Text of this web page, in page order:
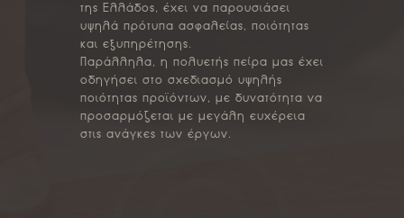
της Ελλάδος, έχει να παρουσιάσει
υψηλά πρότυπα ασφαλείας, ποιότητας
και εξυπηρέτησης.
Παράλληλα, η πολυετής πείρα μας έχει
οδηγήσει στο σχεδιασμό υψηλής
ποιότητας προϊόντων, με δυνατότητα να
προσαρμόζεται με μεγάλη ευχέρεια
στις ανάγκες των έργων.